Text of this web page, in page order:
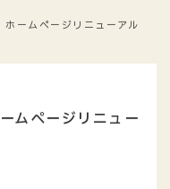
ームページリニューアル
ムページリニュー